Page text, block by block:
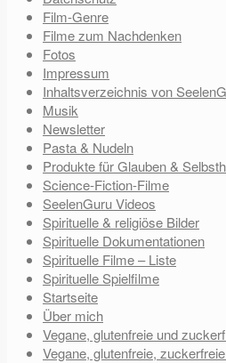
Film-Genre
Filme zum Nachdenken
Fotos
Impressum
Inhaltsverzeichnis von
Musik
Newsletter
Pasta & Nudeln
Produkte für Glauben &
Science-Fiction-Filme
SeelenGuru Videos
Spirituelle & religiöse Bilder
Spirituelle Dokumentationen
Spirituelle Filme – Liste
Spirituelle Spielfilme
Startseite
Über mich
Vegane, glutenfreie und
Vegane, glutenfreie,